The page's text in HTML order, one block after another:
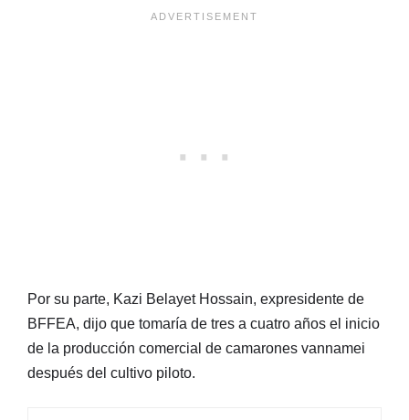
Por su parte, Kazi Belayet Hossain, expresidente de
BFFEA, dijo que tomaría de tres a cuatro años el inicio
de la producción comercial de camarones vannamei
después del cultivo piloto.